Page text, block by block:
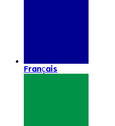
Français